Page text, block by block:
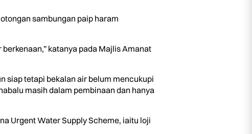
sambungan paip haram
katanya pada Majlis Amanat
siap tetapi bekalan air belum mencukupi
masih dalam pembinaan dan hanya
Urgent Water Supply Scheme, iaitu loji